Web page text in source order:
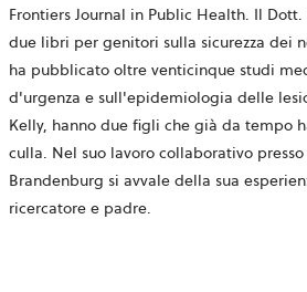
Frontiers Journal in Public Health. Il
due libri per genitori sulla sicurezza dei
ha pubblicato oltre venticinque studi
d'urgenza e sull'epidemiologia delle
Kelly, hanno due figli che già da tempo
culla. Nel suo lavoro collaborativo presso
Brandenburg si avvale della sua
ricercatore e padre.